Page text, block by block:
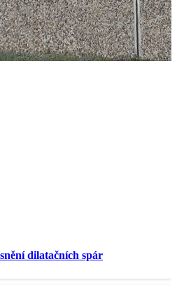
dilatačních spár